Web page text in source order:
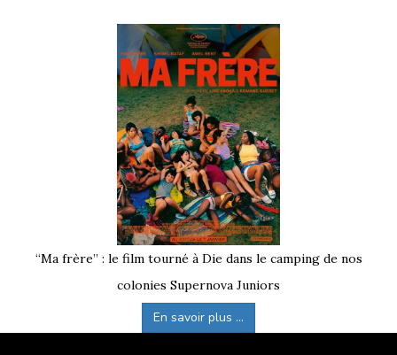
“Ma frère” : le film tourné à Die dans le camping de nos
colonies Supernova Juniors
En savoir plus ...